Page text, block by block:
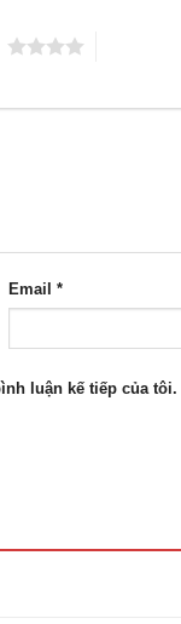
Email *
luận kế tiếp của tôi.